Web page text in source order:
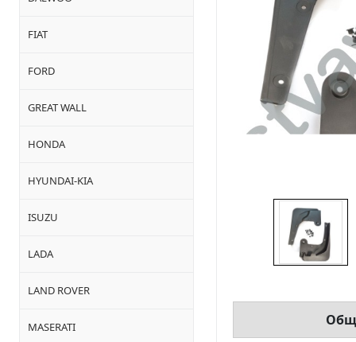
FIAT
FORD
GREAT WALL
HONDA
HYUNDAI-KIA
ISUZU
LADA
LAND ROVER
MASERATI